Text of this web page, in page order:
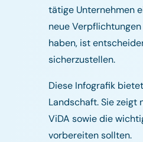
tätige Unternehmen
neue
haben, ist
sicherzustellen.
Diese Infografik
Landschaft. Sie zeigt
ViDA sowie die
vorbereiten sollten.